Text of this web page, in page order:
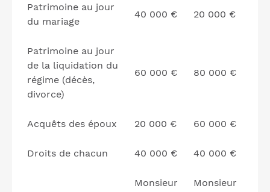
Patrimoine au jour
du mariage
40 000 € 20 000 €
Patrimoine au jour
de la liquidation du
régime (décès,
divorce)
60 000 € 80 000 €
Acquêts des époux 20 000 € 60 000 €
Droits de chacun 40 000 € 40 000 €
Monsieur
Monsieur